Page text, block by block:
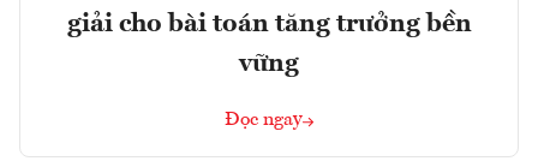
giải cho bài toán tăng trưởng bền
vững
Đọc ngay